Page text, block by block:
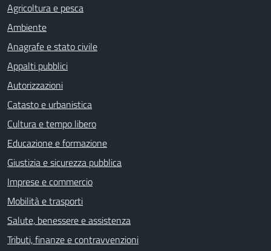
Agricoltura e pesca
Ambiente
Anagrafe e stato civile
Appalti pubblici
Autorizzazioni
Catasto e urbanistica
Cultura e tempo libero
Educazione e formazione
Giustizia e sicurezza pubblica
Imprese e commercio
Mobilità e trasporti
Salute, benessere e assistenza
Tributi, finanze e contravvenzioni